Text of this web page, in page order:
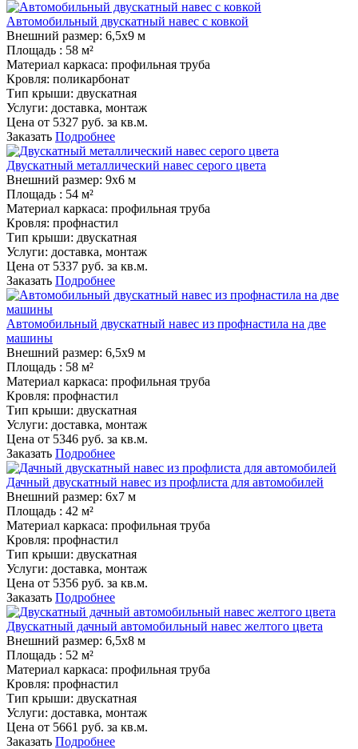
Автомобильный двускатный навес с ковкой
Внешний размер: 6,5х9 м
Площадь : 58 м²
Материал каркаса: профильная труба
Кровля: поликарбонат
Тип крыши: двускатная
Услуги: доставка, монтаж
Цена от 5327 руб. за кв.м.
Заказать Подробнее
Двускатный металлический навес серого цвета
Внешний размер: 9х6 м
Площадь : 54 м²
Материал каркаса: профильная труба
Кровля: профнастил
Тип крыши: двускатная
Услуги: доставка, монтаж
Цена от 5337 руб. за кв.м.
Заказать Подробнее
Автомобильный двускатный навес из профнастила на две
машины
Внешний размер: 6,5х9 м
Площадь : 58 м²
Материал каркаса: профильная труба
Кровля: профнастил
Тип крыши: двускатная
Услуги: доставка, монтаж
Цена от 5346 руб. за кв.м.
Заказать Подробнее
Дачный двускатный навес из профлиста для автомобилей
Внешний размер: 6х7 м
Площадь : 42 м²
Материал каркаса: профильная труба
Кровля: профнастил
Тип крыши: двускатная
Услуги: доставка, монтаж
Цена от 5356 руб. за кв.м.
Заказать Подробнее
Двускатный дачный автомобильный навес желтого цвета
Внешний размер: 6,5х8 м
Площадь : 52 м²
Материал каркаса: профильная труба
Кровля: профнастил
Тип крыши: двускатная
Услуги: доставка, монтаж
Цена от 5661 руб. за кв.м.
Заказать Подробнее